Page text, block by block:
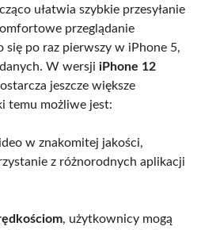
ułatwia szybkie przesyłanie
przeglądanie
się po raz pierwszy w iPhone 5,
W wersji iPhone 12
jeszcze większe
temu możliwe jest:
w znakomitej jakości,
z różnorodnych aplikacji
, użytkownicy mogą